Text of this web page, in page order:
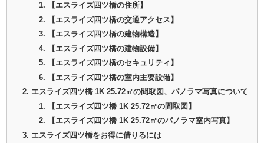
【エスライズ四ツ橋の住所】
【エスライズ四ツ橋の交通アクセス】
【エスライズ四ツ橋の建物構造】
【エスライズ四ツ橋の建物設備】
【エスライズ四ツ橋のセキュリティ】
【エスライズ四ツ橋の室内主要設備】
エスライズ四ツ橋 1K 25.72㎡の間取図、パノラマ写真について
【エスライズ四ツ橋 1K 25.72㎡の間取図】
【エスライズ四ツ橋 1K 25.72㎡のパノラマ室内写真】
エスライズ四ツ橋をお得に借りるには